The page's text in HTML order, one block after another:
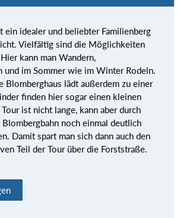
ein idealer und beliebter Familienberg
Vielfältig sind die Möglichkeiten
kann man Wandern,
und im Sommer wie im Winter Rodeln.
Blomberghaus lädt außerdem zu einer
finden hier sogar einen kleinen
ist nicht lange, kann aber durch
Blombergbahn noch einmal deutlich
Damit spart man sich dann auch den
Teil der Tour über die Forststraße.